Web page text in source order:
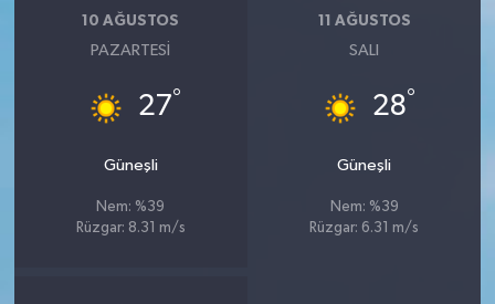
10 AĞUSTOS
PAZARTESI
27°
Güneşli
Nem: %39
Rüzgar: 8.31 m/s
11 AĞUSTOS
SALI
28°
Güneşli
Nem: %39
Rüzgar: 6.31 m/s